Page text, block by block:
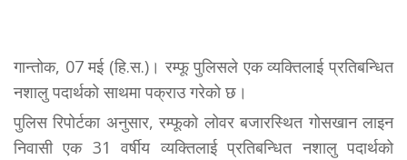
गान्तोक, 07 मई (हि.स.)। रम्फू पुलिसले एक व्यक्तिलाई प्रतिबन्धित
नशालु पदार्थको साथमा पक्राउ गरेको छ।
पुलिस रिपोर्टका अनुसार, रम्फूको लोवर बजारस्थित गोसखान लाइन
निवासी एक 31 वर्षीय व्यक्तिलाई प्रतिबन्धित नशालु पदार्थको